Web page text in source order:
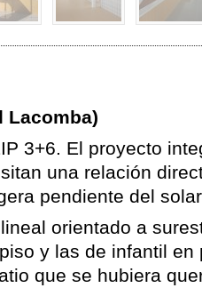
Lacomba)
3+6. El proyecto
una relación
pendiente del
orientado a
y las de infantil
que se hubiera